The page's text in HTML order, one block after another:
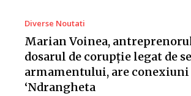
Diverse Noutati
Marian Voinea,
dosarul de corupție legat de
armamentului, are conexiuni
‘Ndrangheta